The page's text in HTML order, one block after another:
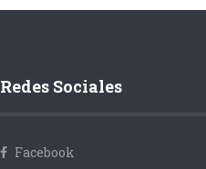
Redes Sociales
Facebook